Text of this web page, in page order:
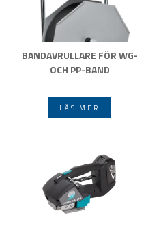
BANDAVRULLARE FÖR WG-
OCH PP-BAND
LÄS MER